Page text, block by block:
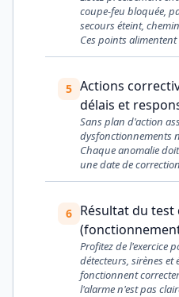
coupe-feu bloquée,
secours éteint,
Ces points alimentent
5 Actions
délais et
Sans plan d'action
dysfonctionnements
Chaque anomalie
une date de
6 Résultat du test
Profitez de l'exercice
détecteurs, sirènes et
fonctionnent
l'alarme n'est pas